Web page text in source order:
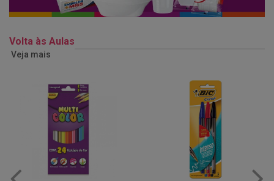
Volta às Aulas
Veja mais